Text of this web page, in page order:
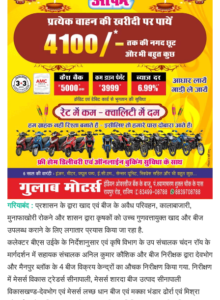
रोजगार
राजनीति
मैगज़ीन की लेख
प्रमुख खबर
हेल्थ
Language
English hindi
गरियाबंद : प्रशासन के द्वारा खाद एवं बीज के अवैध परिवहन, कालाबाजारी,
मुनाफाखोरी रोकने और शासन द्वारा कृषकों को उच्च गुणवत्तायुक्त खाद और बीज
उपलब्ध कराने के लिए लगातार प्रयास किया जा रहा है.
कलेक्टर बीएस उईके के निर्देशानुसार एवं कृषि विभाग के उप संचालक चंदन रॉय के
मार्गदर्शन में सहायक संचालक अनिल कुमार कौशिक और बीज निरीक्षक द्वारा देवभोग
और मैनपुर ब्लॉक के 4 बीज विक्रय केन्द्रों का औचक निरीक्षण किया गया. निरीक्षण
में मेसर्स विकास ट्रेडर्स सीनापाली, मेसर्स शारदा बीज उत्पाद सीनापाली
विकासखण्ड-देवभोग एवं मेसर्स लच्छ धान बीज एवं मक्का भंडार ढोर्रा एवं मिश्रा